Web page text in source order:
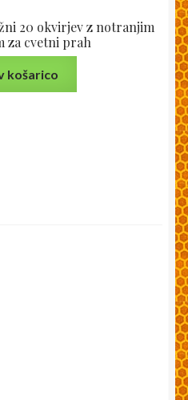
20 okvirjev z notranjim
za cvetni prah
košarico